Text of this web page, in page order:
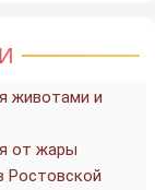
животами и
от жары
Ростовской